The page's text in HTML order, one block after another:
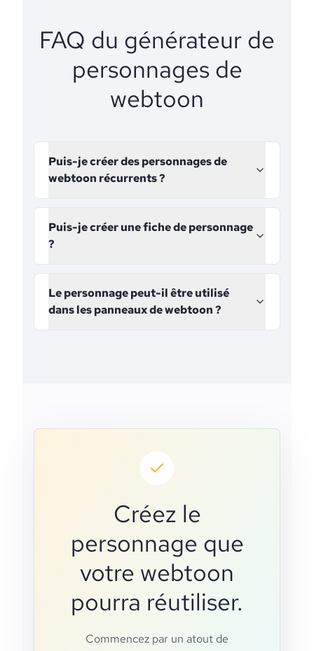
FAQ du générateur de
personnages de
webtoon
Puis-je créer des personnages de
webtoon récurrents ?
Puis-je créer une fiche de personnage
?
Le personnage peut-il être utilisé
dans les panneaux de webtoon ?
Créez le
personnage que
votre webtoon
pourra réutiliser.
Commencez par un atout de